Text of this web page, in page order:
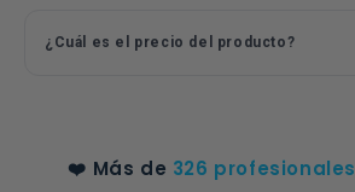
¿Cuál es el precio del producto?
❤️ Más de 326 profesionales